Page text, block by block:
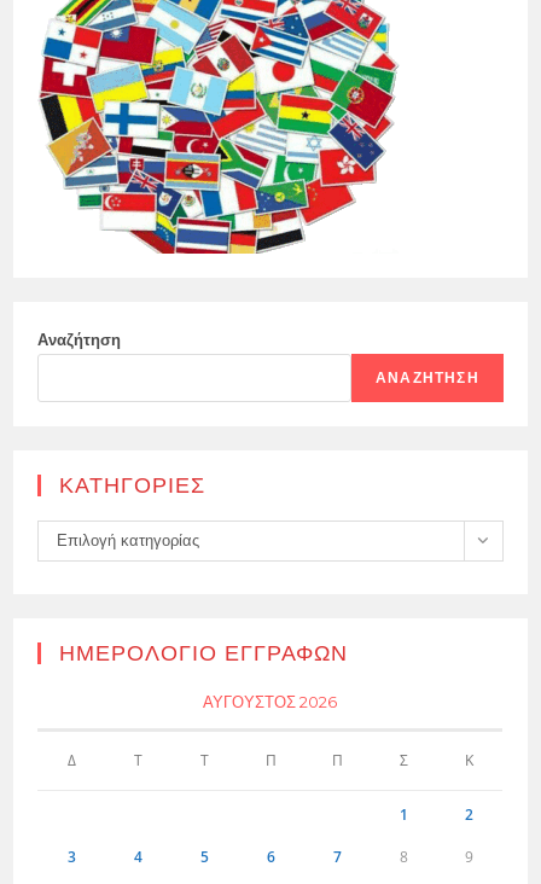
Αναζήτηση
ΑΝΑΖΉΤΗΣΗ
KΑΤΗΓΟΡΊΕΣ
Kατηγορίες
Επιλογή κατηγορίας
ΗΜΕΡΟΛΌΓΙΟ ΕΓΓΡΑΦΏΝ
ΑΎΓΟΥΣΤΟΣ 2026
Δ Τ Τ Π Π Σ Κ
1 2
3 4 5 6 7 8 9